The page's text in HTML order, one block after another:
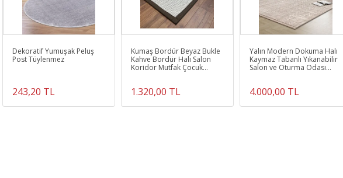
Dekoratif Yumuşak Peluş
Post Tüylenmez
243,20 TL
Kumaş Bordür Beyaz Bukle
Kahve Bordür Halı Salon
Koridor Mutfak Çocuk
1.320,00 TL
Yalın Modern Dokuma Halı
Kaymaz Tabanlı Yıkanabilir
Salon ve Oturma Odası
4.000,00 TL